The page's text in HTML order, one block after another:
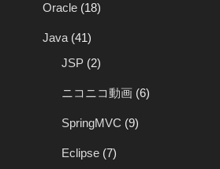
Oracle (18)
Java(41)
JSP (2)
ニコニコ動画 (6)
SpringMVC (9)
Eclipse (7)